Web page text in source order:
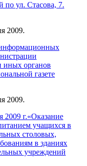
ул. Стасова, 7.
2009.
иных органов
газете
2009.
г.«Оказание
учащихся в
столовых,
в зданиях
учреждений